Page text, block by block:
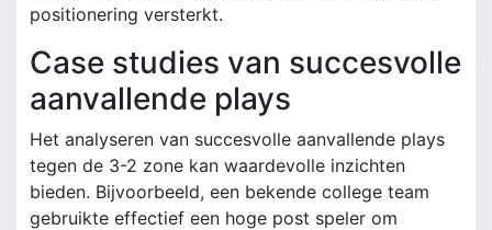
positionering versterkt.
Case studies van succesvolle
aanvallende plays
Het analyseren van succesvolle aanvallende plays
tegen de 3-2 zone kan waardevolle inzichten
bieden. Bijvoorbeeld, een bekende college team
gebruikte effectief een hoge post speler om